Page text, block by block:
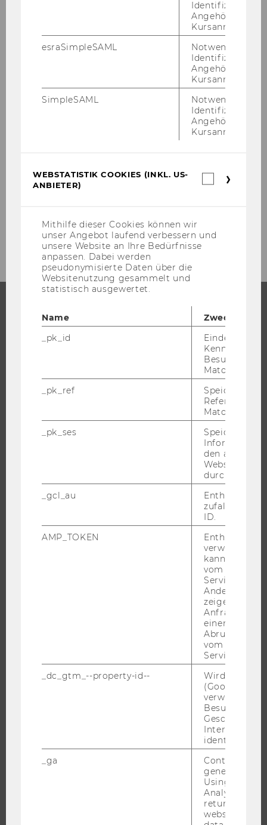
Email, damit
wir deinen Platz jemand
anderem anbieten
Student Counselling
News Student Counselling Details SoSe 2024
STUDIUM
DOKTORAT / PHD
BEWERBUNG UND ZULASSUNG
INTERNATIONALE UND INCOMING EXCHANGE STUDIERENDE
ANGEBOTE FÜR SCHULEN UND STUDIENINTERESSIERTE
STUDENT CLUBS
WIRTSCHAFT UND GESELLSCHAFT
Identifizierung
Angehörige/r für
Kursanmeldung.
esraSimpleSAML
Notwendig zur
Identifizierung
Angehörige/r für
Kursanmeldung.
SimpleSAML
Notwendig zur
Identifizierung
Angehörige/r für
Kursanmeldung.
WEBSTATISTIK COOKIES (INKL. US-
ANBIETER)
Mithilfe dieser Cookies können wir
unser Angebot laufend verbessern und
unsere Website an Ihre Bedürfnisse
anpassen. Dabei werden
pseudonymisierte Daten über die
Websitenutzung gesammelt und
statistisch ausgewertet.
Name
Zweck
_pk_id
Eindeutige
Besuchers
Matomo.
_pk_ref
Speicherung
Referrers
Matomo.
_pk_ses
Speicherung
den aktuellen
durch
_gcl_au
Enthält eine
ID.
AMP_TOKEN
Enthält ein
verwendet
kann, um
vom AMP-
Service
Andere
zeigen Opt-
Anfrage im
einen Fehler
Abrufen
vom AMP
Service an.
_dc_gtm_--property-id--
Wird von
(Google Tag
verwendet,
Besucher
Geschlecht
Interessen zu
identifizieren.
_ga
Contains a
generated
Using this
Analytics can
returning
website and